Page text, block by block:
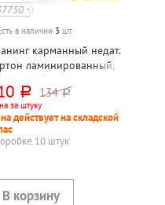
в наличии 3 шт.
карманный недат.
ламинированный,
"Герб", 64л,
матовый, в
переплете,
белый блок
руб. 134 руб.
за штуку
действует на складской
10 штук